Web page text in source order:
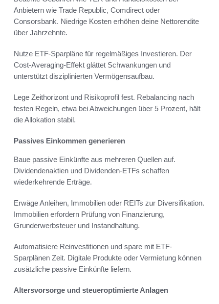
Anbietern wie Trade Republic, Comdirect oder
Consorsbank. Niedrige Kosten erhöhen deine Nettorendite
über Jahrzehnte.
Nutze ETF-Sparpläne für regelmäßiges Investieren. Der
Cost-Averaging-Effekt glättet Schwankungen und
unterstützt disziplinierten Vermögensaufbau.
Lege Zeithorizont und Risikoprofil fest. Rebalancing nach
festen Regeln, etwa bei Abweichungen über 5 Prozent, hält
die Allokation stabil.
Passives Einkommen generieren
Baue passive Einkünfte aus mehreren Quellen auf.
Dividendenaktien und Dividenden-ETFs schaffen
wiederkehrende Erträge.
Erwäge Anleihen, Immobilien oder REITs zur Diversifikation.
Immobilien erfordern Prüfung von Finanzierung,
Grunderwerbsteuer und Instandhaltung.
Automatisiere Reinvestitionen und spare mit ETF-
Sparplänen Zeit. Digitale Produkte oder Vermietung können
zusätzliche passive Einkünfte liefern.
Altersvorsorge und steueroptimierte Anlagen